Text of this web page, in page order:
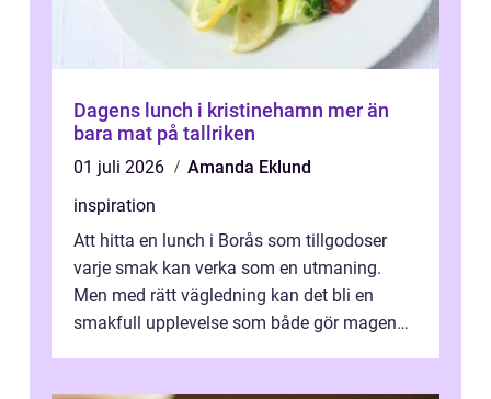
Dagens lunch i kristinehamn mer än
bara mat på tallriken
01 juli 2026
Amanda Eklund
inspiration
Att hitta en lunch i Borås som tillgodoser
varje smak kan verka som en utmaning.
Men med rätt vägledning kan det bli en
smakfull upplevelse som både gör magen